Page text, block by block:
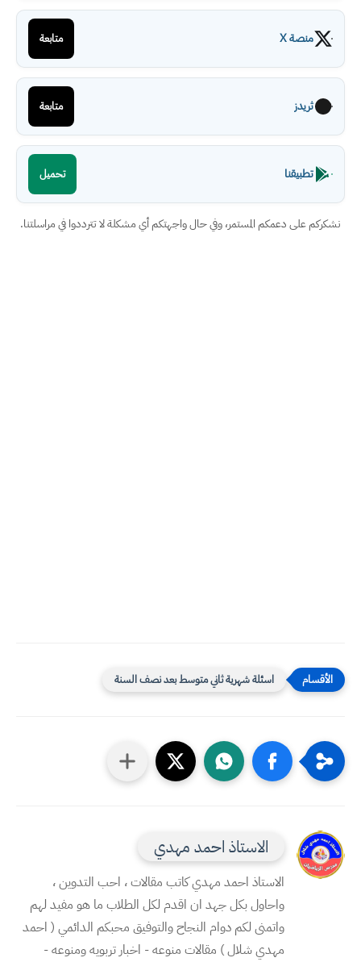
منصة X متابعة
ثريدز متابعة
تطبيقنا تحميل
نشكركم على دعمكم المستمر، وفي حال واجهتكم أي مشكلة لا تترددوا في مراسلتنا.
اسئلة شهرية ثاني متوسط بعد نصف السنة
الاستاذ احمد مهدي
الاستاذ احمد مهدي كاتب مقالات ، احب التدوين ،
واحاول بكل جهد ان اقدم لكل الطلاب ما هو مفيد لهم
واتمنى لكم دوام النجاح والتوفيق محبكم الدائمي ( احمد
مهدي شلال ) مقالات منوعه - اخبار تربويه ومنوعه -